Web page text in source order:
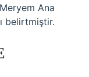
Ana
belirtmiştir.